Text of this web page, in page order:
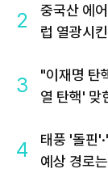
2
중국산 에
럽 열광시
3
"이재명 탄
열 탄핵' 맞
4
태풍 '돌핀
예상 경로